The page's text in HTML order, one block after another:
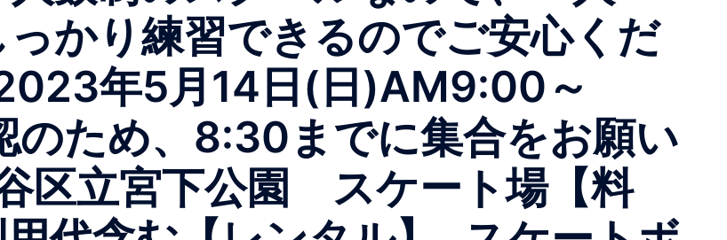
かり練習できるのでご安心くだ
年5月14日(日)AM9:00～
のため、8:30までに集合をお願い
区立宮下公園 スケート場【料